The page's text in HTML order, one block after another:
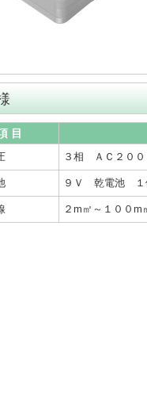
目
３相 ＡＣ２００
９Ｖ 乾電池 １
２m㎡～１００m